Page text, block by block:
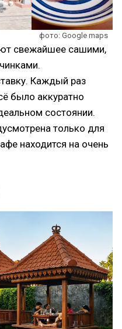
фото: Google maps
свежайшее сашими,
Каждый раз
было аккуратно
состоянии.
только для
находится на очень